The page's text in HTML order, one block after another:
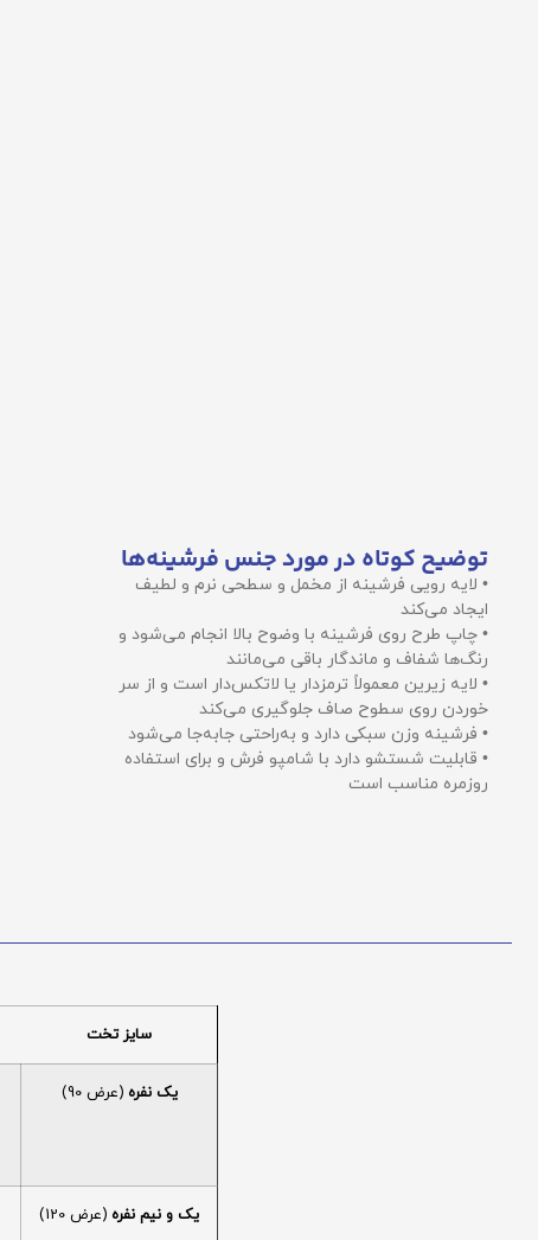
توضیح کوتاه در مورد جنس فرشینه‌ها
• لایه رویی فرشینه از مخمل و سطحی نرم و لطیف
ایجاد می‌کند
• چاپ طرح روی فرشینه با وضوح بالا انجام می‌شود و
رنگ‌ها شفاف و ماندگار باقی می‌مانند
• لایه زیرین معمولاً ترمزدار یا لاتکس‌دار است و از سر
خوردن روی سطوح صاف جلوگیری می‌کند
• فرشینه وزن سبکی دارد و به‌راحتی جابه‌جا می‌شود
• قابلیت شستشو دارد با شامپو فرش و برای استفاده
روزمره مناسب است
سایز تخت
یک نفره (عرض 90)
یک و نیم نفره (عرض 120)